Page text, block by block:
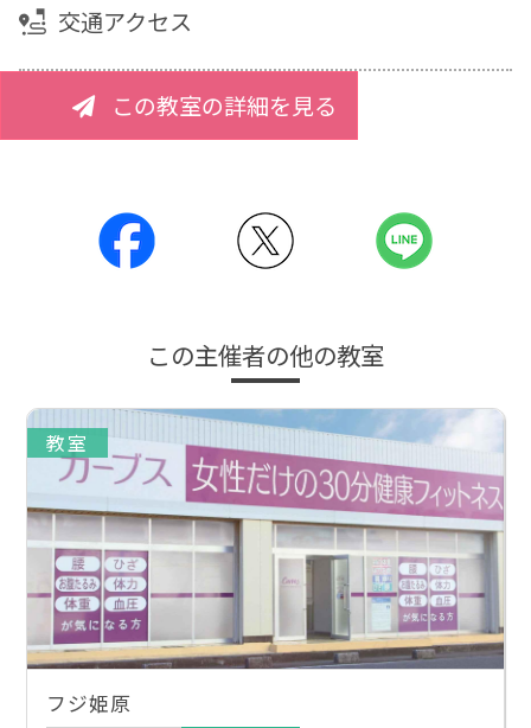
交通アクセス
この教室の詳細を見る
この主催者の他の教室
教室
フジ姫原